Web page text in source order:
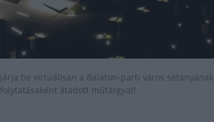
Járja be virtuálisan a Balaton-parti város sétányának
folytatásaként átadott műtárgyat!